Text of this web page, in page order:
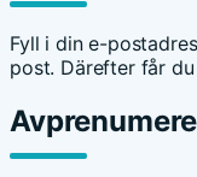
Fyll i din e-
post. Därefter får